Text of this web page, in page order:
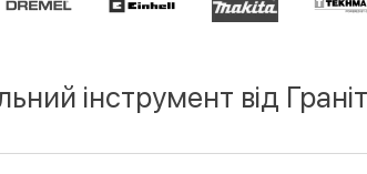
інструмент від Граніт